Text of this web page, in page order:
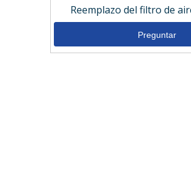
Reemplazo del filtro de
Preguntar